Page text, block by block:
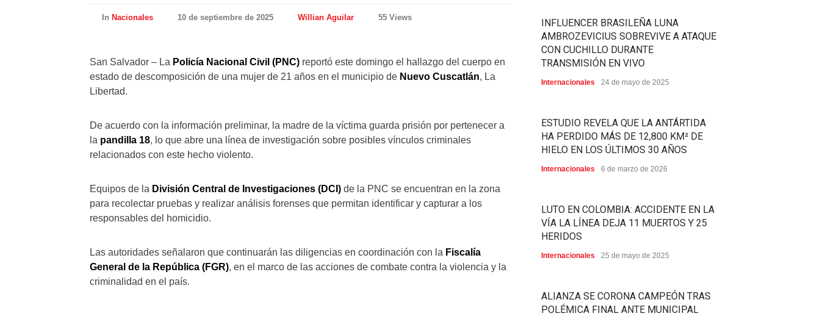
In Nacionales 10 de septiembre de 2025 Willian Aguilar 55 Views
San Salvador – La Policía Nacional Civil (PNC) reportó este domingo el hallazgo del cuerpo en
estado de descomposición de una mujer de 21 años en el municipio de Nuevo Cuscatlán, La
Libertad.
De acuerdo con la información preliminar, la madre de la víctima guarda prisión por pertenecer a
la pandilla 18, lo que abre una línea de investigación sobre posibles vínculos criminales
relacionados con este hecho violento.
Equipos de la División Central de Investigaciones (DCI) de la PNC se encuentran en la zona
para recolectar pruebas y realizar análisis forenses que permitan identificar y capturar a los
responsables del homicidio.
Las autoridades señalaron que continuarán las diligencias en coordinación con la Fiscalía
General de la República (FGR), en el marco de las acciones de combate contra la violencia y la
criminalidad en el país.
INFLUENCER BRASILEÑA LUNA
AMBROZEVICIUS SOBREVIVE A ATAQUE
CON CUCHILLO DURANTE
TRANSMISIÓN EN VIVO
Internacionales 24 de mayo de 2025
ESTUDIO REVELA QUE LA ANTÁRTIDA
HA PERDIDO MÁS DE 12,800 KM² DE
HIELO EN LOS ÚLTIMOS 30 AÑOS
Internacionales 6 de marzo de 2026
LUTO EN COLOMBIA: ACCIDENTE EN LA
VÍA LA LÍNEA DEJA 11 MUERTOS Y 25
HERIDOS
Internacionales 25 de mayo de 2025
ALIANZA SE CORONA CAMPEÓN TRAS
POLÉMICA FINAL ANTE MUNICIPAL